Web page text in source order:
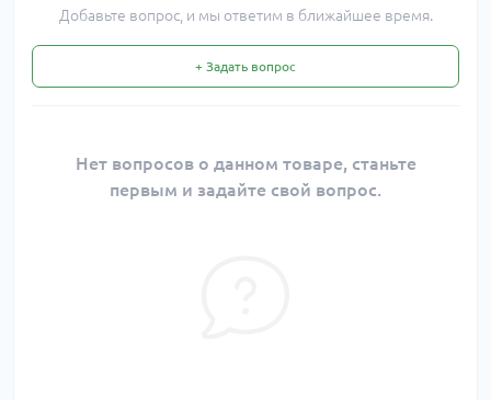
Добавьте вопрос, и мы ответим в ближайшее время.
+ Задать вопрос
Нет вопросов о данном товаре, станьте
первым и задайте свой вопрос.